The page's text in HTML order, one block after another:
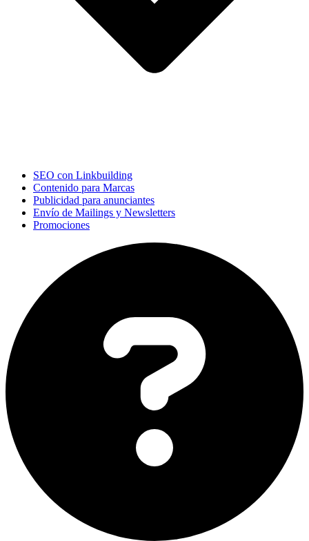
SEO con Linkbuilding
Contenido para Marcas
Publicidad para anunciantes
Envío de Mailings y Newsletters
Promociones